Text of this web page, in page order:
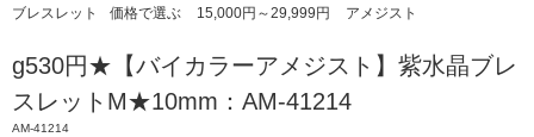
ブレスレット 価格で選ぶ 15,000円～29,999円 アメジスト
g530円★【バイカラーアメジスト】紫水晶ブレ
スレットM★10mm：AM-41214
AM-41214